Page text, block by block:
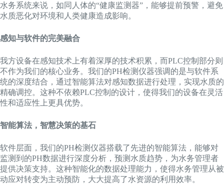
水务系统来说，如同人体的“健康监测器”，能够提前预警，避免
水质恶化对环境和人类健康造成影响。
感知与软件的完美融合
我方设备在感知技术上有着深厚的技术积累，而PLC控制部分则
不作为我们的核心业务。我们的PH检测仪器强调的是与软件系
统的深度结合，通过智能算法对感知数据进行处理，实现水质的
精确调控。这种不依赖PLC控制的设计，使得我们的设备在灵活
性和适应性上更具优势。
智能算法，智慧决策的基石
软件层面，我们的PH检测仪器搭载了先进的智能算法，能够对
监测到的PH数据进行深度分析，预测水质趋势，为水务管理者
提供决策支持。这种智能化的数据处理能力，使得水务管理从被
动应对转变为主动预防，大大提高了水资源的利用效率。